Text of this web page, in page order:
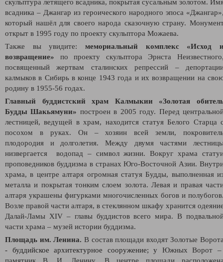
скульптура летящего всадника, покрытая сусальным золотом.
всадника – Джангар из героического народного эпоса
который нашёл для своего народа сказочную страну.
открыт в 1995 году по проекту скульптора Можаева.
Также вы увидите: мемориальный комплекс «Исход
возвращение» по проекту скульптора Эрнста
посвященный жертвам сталинских репрессий –
калмыков в Сибирь в конце 1943 года и их возвращении на
родину в 1955-56 годах.
Главный буддистский храм Калмыкии «Золотая
Будды Шакьямуни» построен в 2005 году. Перед
лестницей, ведущей в храм, находится статуя Белого Старца
посохом в руках. Он – хозяин всей земли,
плодородия и долголетия. Между двумя частями
низвергается водопад – символ жизни. Вокруг храма
проповедников буддизма в странах Юго-Восточной Азии.
храма, в центре алтаря огромная статуя Будды, выполненная
металла и покрытая тонким слоем золота. Левая и правая
алтаря украшены фигурками многочисленных богов и
Возле правой части алтаря, в стеклянном шкафу хранится
Далай-Ламы XIV – главы буддистов всего мира. В
части храма – музей истории буддизма.
Площадь им. Ленина. В состав площади входят Золотые
- буддийское архитектурное сооружение; у Южных Ворот –